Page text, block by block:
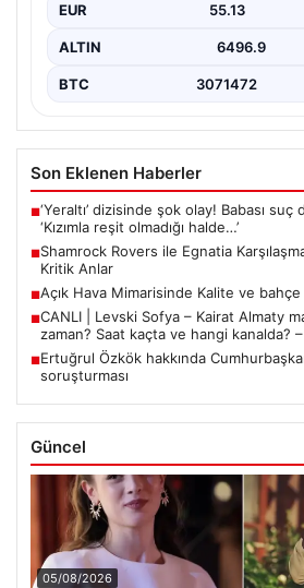
bir…
EUR 55.13
ALTIN 6496.9
BTC 3071472
Son Eklenen Haberler
■‘Yeraltı’ dizisinde şok olay! Babası
‘Kızımla reşit olmadığı halde…’
■Shamrock Rovers ile Egnatia
Kritik Anlar
■Açık Hava Mimarisinde Kalite ve
■CANLI | Levski Sofya – Kairat Almaty
zaman? Saat kaçta ve hangi kanalda?
■Ertuğrul Özkök hakkında
soruşturması
Güncel
05/08/2026